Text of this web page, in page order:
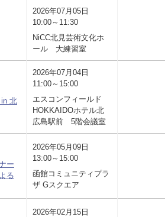
2026年07月05日
10:00～11:30
NiCC北見芸術文化ホ
ール 大練習室
北
2026年07月04日
11:00～15:00
エスコンフィールド
HOKKAIDOホテル北
広島駅前 5階会議室
ー
る
2026年05月09日
13:00～15:00
函館コミュニティプラ
ザ Gスクエア
2026年02月15日